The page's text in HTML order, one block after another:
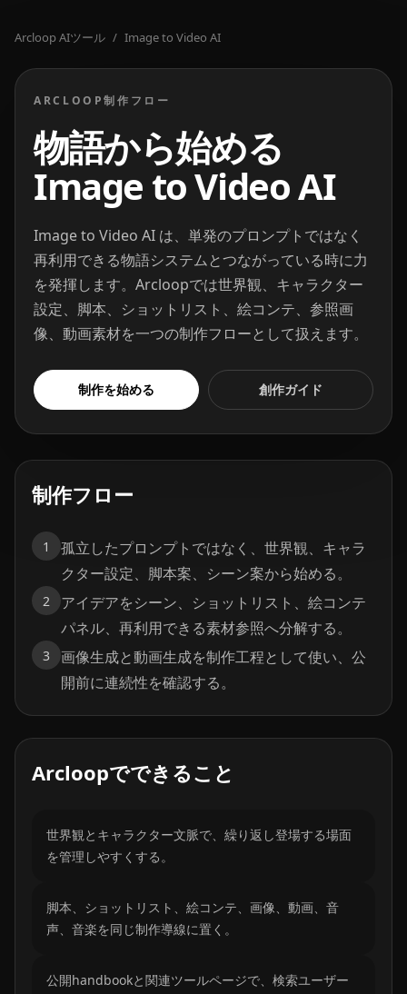
Arcloop AIツール / Image to Video AI
ARCLOOP制作フロー
物語から始める
Image to Video AI
Image to Video AI は、単発のプロンプトではなく
再利用できる物語システムとつながっている時に力
を発揮します。Arcloopでは世界観、キャラクター
設定、脚本、ショットリスト、絵コンテ、参照画
像、動画素材を一つの制作フローとして扱えます。
制作を始める 創作ガイド
制作フロー
1
孤立したプロンプトではなく、世界観、キャラ
クター設定、脚本案、シーン案から始める。
2
アイデアをシーン、ショットリスト、絵コンテ
パネル、再利用できる素材参照へ分解する。
3
画像生成と動画生成を制作工程として使い、公
開前に連続性を確認する。
Arcloopでできること
世界観とキャラクター文脈で、繰り返し登場する場面
を管理しやすくする。
脚本、ショットリスト、絵コンテ、画像、動画、音
声、音楽を同じ制作導線に置く。
公開handbookと関連ツールページで、検索ユーザー